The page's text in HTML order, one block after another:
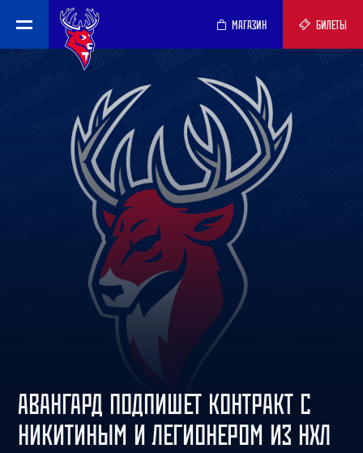
МАГАЗИН БИЛЕТЫ
АВАНГАРД ПОДПИШЕТ КОНТРАКТ С
НИКИТИНЫМ И ЛЕГИОНЕРОМ ИЗ НХЛ